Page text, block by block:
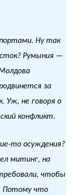
Ну так
Румыния —
за
Уж, не говоря о
конфликт.
то осуждения?
митинг, на
чтобы
Потому что